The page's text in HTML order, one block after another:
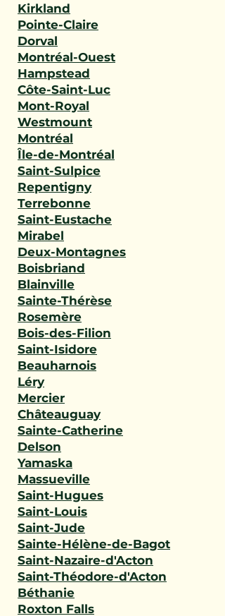
Kirkland
Pointe-Claire
Dorval
Montréal-Ouest
Hampstead
Côte-Saint-Luc
Mont-Royal
Westmount
Montréal
Île-de-Montréal
Saint-Sulpice
Repentigny
Terrebonne
Saint-Eustache
Mirabel
Deux-Montagnes
Boisbriand
Blainville
Sainte-Thérèse
Rosemère
Bois-des-Filion
Saint-Isidore
Beauharnois
Léry
Mercier
Châteauguay
Sainte-Catherine
Delson
Yamaska
Massueville
Saint-Hugues
Saint-Louis
Saint-Jude
Sainte-Hélène-de-Bagot
Saint-Nazaire-d'Acton
Saint-Théodore-d'Acton
Béthanie
Roxton Falls